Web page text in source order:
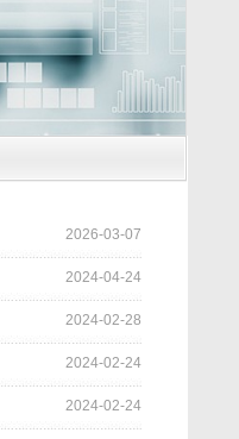
2026-03-07
2024-04-24
2024-02-28
2024-02-24
2024-02-24